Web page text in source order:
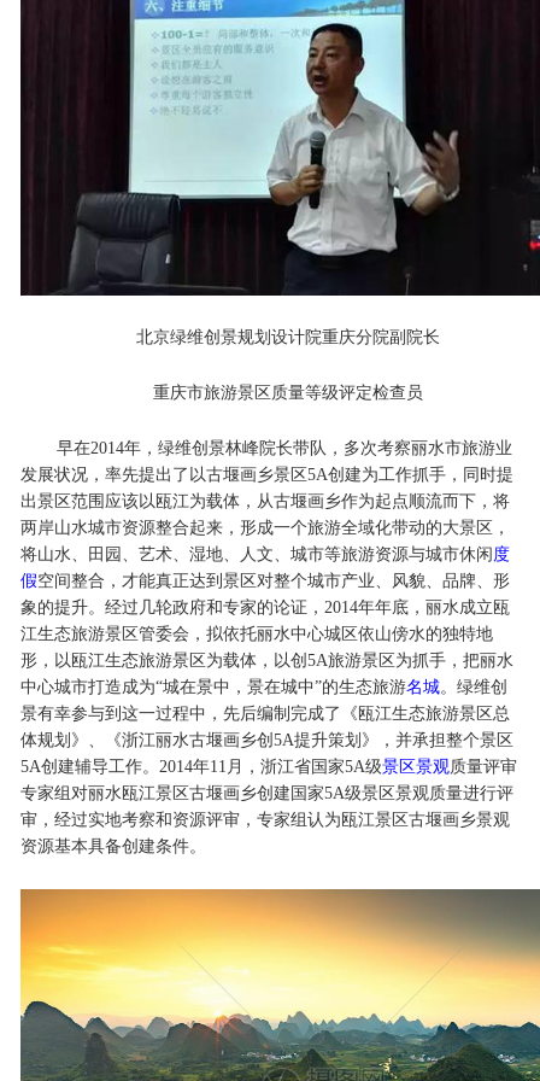
北京绿维创景规划设计院重庆分院副院长
重庆市旅游景区质量等级评定检查员
早在2014年，绿维创景林峰院长带队，多次考察丽水市旅游业
发展状况，率先提出了以古堰画乡景区5A创建为工作抓手，同时提
出景区范围应该以瓯江为载体，从古堰画乡作为起点顺流而下，将
两岸山水城市资源整合起来，形成一个旅游全域化带动的大景区，
将山水、田园、艺术、湿地、人文、城市等旅游资源与城市休闲 度
假空间整合，才能真正达到景区对整个城市产业、风貌、品牌、形
象的提升。经过几轮政府和专家的论证，2014年年底，丽水成立瓯
江生态旅游景区管委会，拟依托丽水中心城区依山傍水的独特地
形，以瓯江生态旅游景区为载体，以创5A旅游景区为抓手，把丽水
中心城市打造成为“城在景中，景在城中”的生态旅游名城。绿维创
景有幸参与到这一过程中，先后编制完成了《瓯江生态旅游景区总
体规划》、《浙江丽水古堰画乡创5A提升策划》，并承担整个景区
5A创建辅导工作。2014年11月，浙江省国家5A级景区景观质量评审
专家组对丽水瓯江景区古堰画乡创建国家5A级景区景观质量进行评
审，经过实地考察和资源评审，专家组认为瓯江景区古堰画乡景观
资源基本具备创建条件。